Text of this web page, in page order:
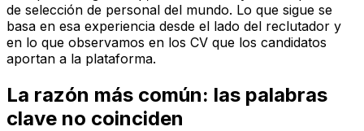
de selección de personal del mundo. Lo que sigue se
basa en esa experiencia desde el lado del reclutador y
en lo que observamos en los CV que los candidatos
aportan a la plataforma.
La razón más común: las palabras
clave no coinciden